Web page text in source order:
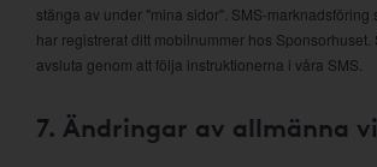
stänga av under "mina sidor". SMS-marknadsföring
har registrerat ditt mobilnummer hos Sponsorhuset.
avsluta genom att följa instruktionerna i våra SMS.
7. Ändringar av allmänna